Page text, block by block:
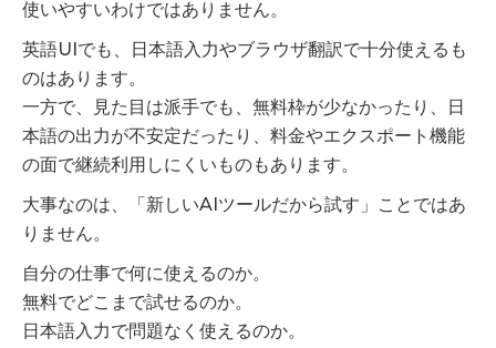
使いやすいわけではありません。
英語UIでも、日本語入力やブラウザ翻訳で十分使えるも
のはあります。
一方で、見た目は派手でも、無料枠が少なかったり、日
本語の出力が不安定だったり、料金やエクスポート機能
の面で継続利用しにくいものもあります。
大事なのは、「新しいAIツールだから試す」ことではあ
りません。
自分の仕事で何に使えるのか。
無料でどこまで試せるのか。
日本語入力で問題なく使えるのか。